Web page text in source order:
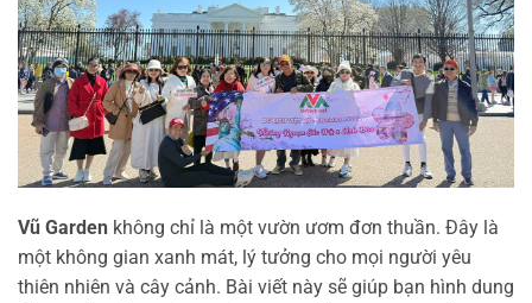
Vũ Garden không chỉ là một vườn ươm đơn thuần. Đây là
một không gian xanh mát, lý tưởng cho mọi người yêu
thiên nhiên và cây cảnh. Bài viết này sẽ giúp bạn hình dung